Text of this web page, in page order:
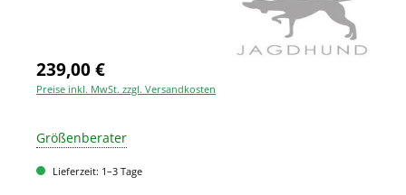
239,00 €
Preise inkl. MwSt. zzgl. Versandkosten
Größenberater
Lieferzeit: 1–3 Tage